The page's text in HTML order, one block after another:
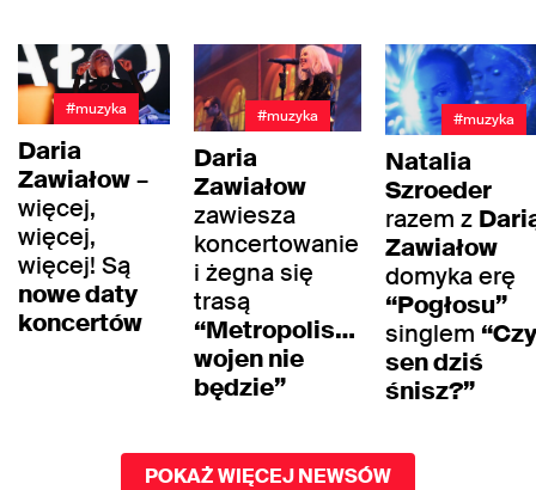
#muzyka
Daria
Zawiałow–
więcej,
więcej,
więcej! Są
nowe daty
koncertów
#muzyka
Daria
Zawiałow
zawiesza
koncertowanie
i żegna się
trasą
“Metropolis…
wojen nie
będzie”
#muzyka
Natalia
Szroeder
razem z
Zawiałow
domyka erę
“Pogłosu”
singlem
sen dziś
śnisz?”
POKAŻ WIĘCEJ NEWSÓW